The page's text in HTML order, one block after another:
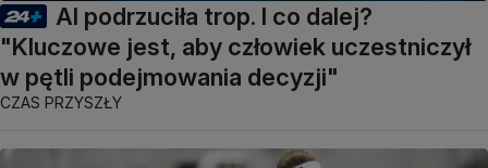
AI podrzuciła trop. I co dalej?
"Kluczowe jest, aby człowiek uczestniczył
w pętli podejmowania decyzji"
CZAS PRZYSZŁY